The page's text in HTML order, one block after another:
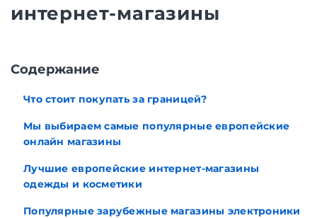
интернет-магазины
Содержание
Что стоит покупать за границей?
Мы выбираем самые популярные европейские
онлайн магазины
Лучшие европейские интернет-магазины
одежды и косметики
Популярные зарубежные магазины электроники